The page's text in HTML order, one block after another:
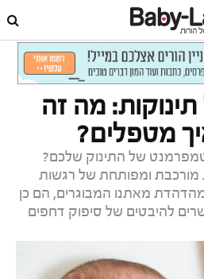
מה זה
מטפלים?
של התינוק שלכם?
מורכבת ומפותחת של רגשות
מאתנו המבוגרים, הם כן
להיבטים של סיפוק דחפים